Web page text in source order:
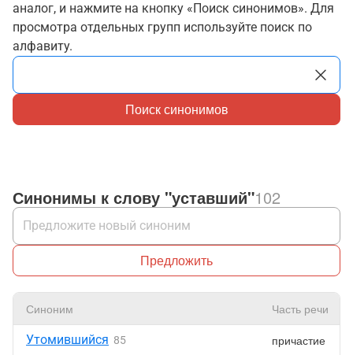
аналог, и нажмите на кнопку «Поиск синонимов». Для
просмотра отдельных групп используйте поиск по
алфавиту.
Поиск синонимов
Синонимы к слову "уставший"102
Предложить
Синоним Часть речи
Утомившийся 85 причастие